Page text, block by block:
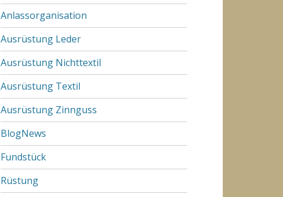
Anlassorganisation
Ausrüstung Leder
Ausrüstung Nichttextil
Ausrüstung Textil
Ausrüstung Zinnguss
BlogNews
Fundstück
Rüstung